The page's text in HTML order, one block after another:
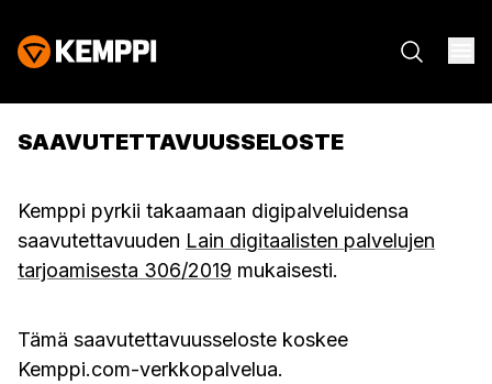
SAAVUTETTAVUUSSELOSTE
Kemppi pyrkii takaamaan digipalveluidensa
saavutettavuuden Lain digitaalisten palvelujen
tarjoamisesta 306/2019 mukaisesti.
Tämä saavutettavuusseloste koskee
Kemppi.com-verkkopalvelua.